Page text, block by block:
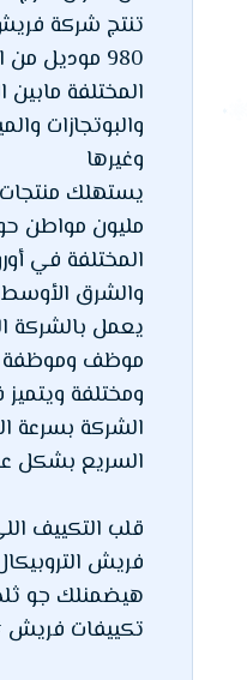
تنتج شركة
980 موديل
المختلفة مابين
والبوتجازات
وغيرها
مليون مواطن
المختلفة في
والشرق الأوسط
موظف وموظفة
ومختلفة
الشركة بسرعة
السريع بشكل
قلب التكييف
فريش
هيضمنلك جو
تكييفات فريش